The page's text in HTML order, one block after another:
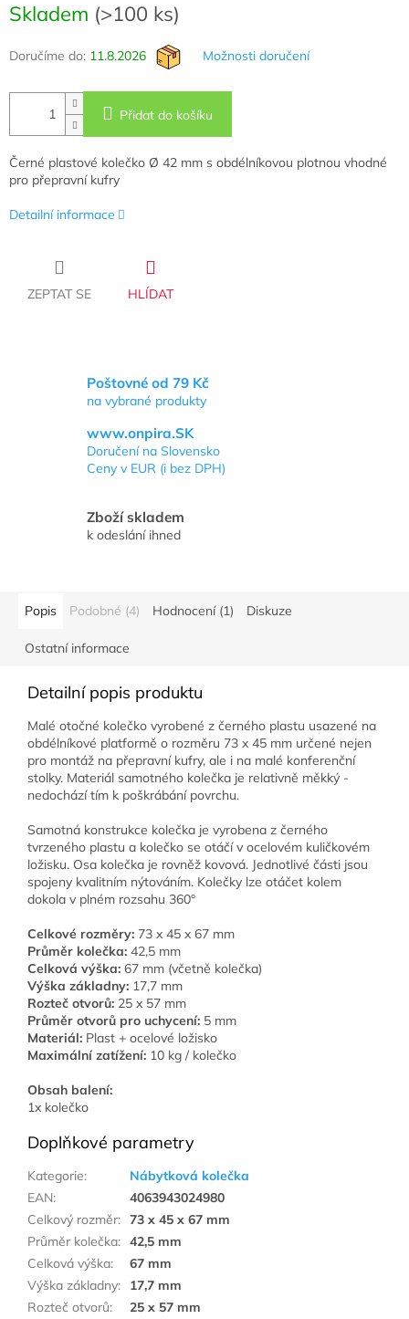
cena:
Skladem (>100 ks)
Doručíme do: 11.8.2026 Možnosti doručení
Přidat do košíku
Černé plastové kolečko Ø 42 mm s obdélníkovou plotnou vhodné
pro přepravní kufry
Detailní informace
ZEPTAT SE HLÍDAT
Poštovné od 79 Kč
na vybrané produkty
www.onpira.SK
Doručení na Slovensko
Ceny v EUR (i bez DPH)
Zboží skladem
k odeslání ihned
Popis Podobné (4) Hodnocení (1) Diskuze
Ostatní informace
Detailní popis produktu
Malé otočné kolečko vyrobené z černého plastu usazené na
obdélníkové platformě o rozměru 73 x 45 mm určené nejen
pro montáž na přepravní kufry, ale i na malé konferenční
stolky. Materiál samotného kolečka je relativně měkký -
nedochází tím k poškrábání povrchu.
Samotná konstrukce kolečka je vyrobena z černého
tvrzeného plastu a kolečko se otáčí v ocelovém kuličkovém
ložisku. Osa kolečka je rovněž kovová. Jednotlivé části jsou
spojeny kvalitním nýtováním. Kolečky lze otáčet kolem
dokola v plném rozsahu 360°
Celkové rozměry: 73 x 45 x 67 mm
Průměr kolečka: 42,5 mm
Celková výška: 67 mm (včetně kolečka)
Výška základny: 17,7 mm
Rozteč otvorů: 25 x 57 mm
Průměr otvorů pro uchycení: 5 mm
Materiál: Plast + ocelové ložisko
Maximální zatížení: 10 kg / kolečko
Obsah balení:
1x kolečko
Doplňkové parametry
Kategorie:
Nábytková kolečka
EAN:
4063943024980
Celkový rozměr: 73 x 45 x 67 mm
Průměr kolečka: 42,5 mm
Celková výška:
67 mm
Výška základny:
17,7 mm
Rozteč otvorů: 25 x 57 mm